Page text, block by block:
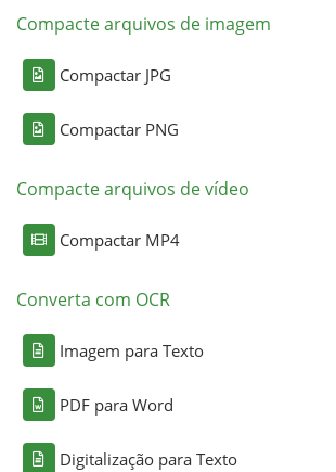
Compacte arquivos de imagem
Compactar JPG
Compactar PNG
Compacte arquivos de vídeo
Compactar MP4
Converta com OCR
Imagem para Texto
PDF para Word
Digitalização para Texto